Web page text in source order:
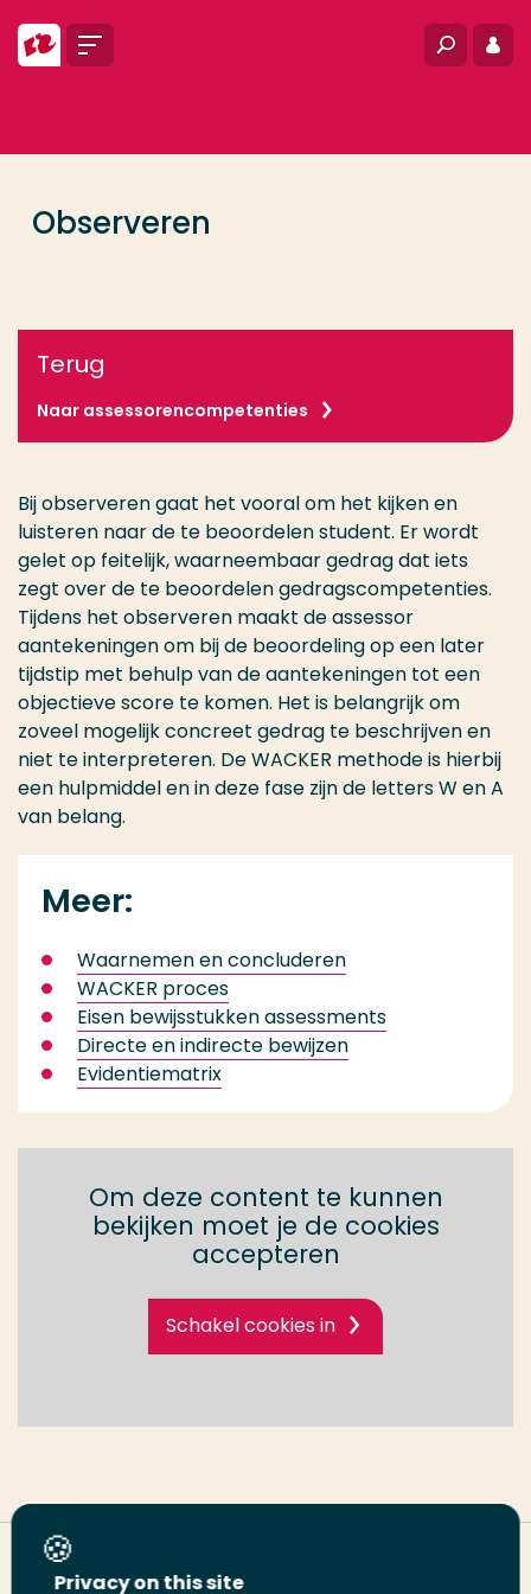
Menu Zoeken
Observeren
Terug
Naar assessorencompetenties
Bij observeren gaat het vooral om het kijken en
luisteren naar de te beoordelen student. Er wordt
gelet op feitelijk, waarneembaar gedrag dat iets
zegt over de te beoordelen gedragscompetenties.
Tijdens het observeren maakt de assessor
aantekeningen om bij de beoordeling op een later
tijdstip met behulp van de aantekeningen tot een
objectieve score te komen. Het is belangrijk om
zoveel mogelijk concreet gedrag te beschrijven en
niet te interpreteren. De WACKER methode is hierbij
een hulpmiddel en in deze fase zijn de letters W en A
van belang.
Meer:
Waarnemen en concluderen
WACKER proces
Eisen bewijsstukken assessments
Directe en indirecte bewijzen
Evidentiematrix
Om deze content te kunnen
bekijken moet je de cookies
accepteren
Schakel cookies in
Deel deze pagina
Privacy on this site